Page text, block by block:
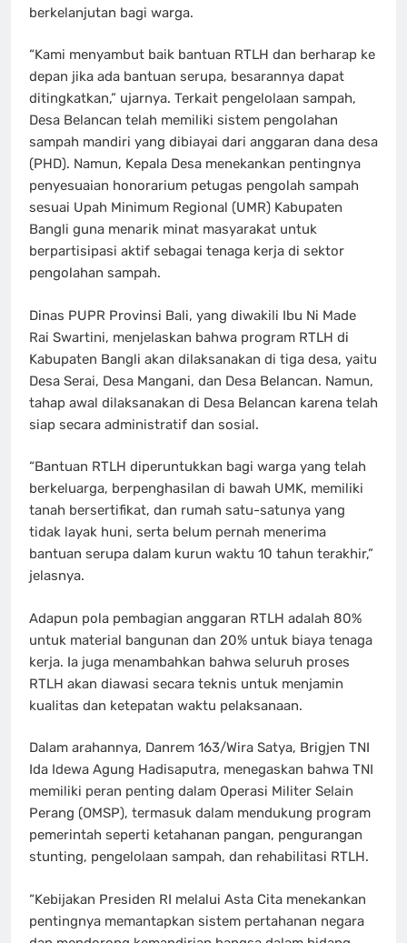
berkelanjutan bagi warga.
“Kami menyambut baik bantuan RTLH dan berharap ke
depan jika ada bantuan serupa, besarannya dapat
ditingkatkan,” ujarnya. Terkait pengelolaan sampah,
Desa Belancan telah memiliki sistem pengolahan
sampah mandiri yang dibiayai dari anggaran dana desa
(PHD). Namun, Kepala Desa menekankan pentingnya
penyesuaian honorarium petugas pengolah sampah
sesuai Upah Minimum Regional (UMR) Kabupaten
Bangli guna menarik minat masyarakat untuk
berpartisipasi aktif sebagai tenaga kerja di sektor
pengolahan sampah.
Dinas PUPR Provinsi Bali, yang diwakili Ibu Ni Made
Rai Swartini, menjelaskan bahwa program RTLH di
Kabupaten Bangli akan dilaksanakan di tiga desa, yaitu
Desa Serai, Desa Mangani, dan Desa Belancan. Namun,
tahap awal dilaksanakan di Desa Belancan karena telah
siap secara administratif dan sosial.
“Bantuan RTLH diperuntukkan bagi warga yang telah
berkeluarga, berpenghasilan di bawah UMK, memiliki
tanah bersertifikat, dan rumah satu-satunya yang
tidak layak huni, serta belum pernah menerima
bantuan serupa dalam kurun waktu 10 tahun terakhir,”
jelasnya.
Adapun pola pembagian anggaran RTLH adalah 80%
untuk material bangunan dan 20% untuk biaya tenaga
kerja. Ia juga menambahkan bahwa seluruh proses
RTLH akan diawasi secara teknis untuk menjamin
kualitas dan ketepatan waktu pelaksanaan.
Dalam arahannya, Danrem 163/Wira Satya, Brigjen TNI
Ida Idewa Agung Hadisaputra, menegaskan bahwa TNI
memiliki peran penting dalam Operasi Militer Selain
Perang (OMSP), termasuk dalam mendukung program
pemerintah seperti ketahanan pangan, pengurangan
stunting, pengelolaan sampah, dan rehabilitasi RTLH.
“Kebijakan Presiden RI melalui Asta Cita menekankan
pentingnya memantapkan sistem pertahanan negara